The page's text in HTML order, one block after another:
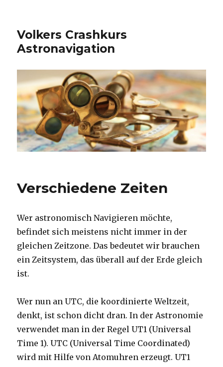
Volkers Crash­kurs
Astronavigation
Verschiedene Zeiten
Wer astronomisch Navigieren möchte,
befindet sich meistens nicht immer in der
gleichen Zeitzone. Das bedeutet wir brauchen
ein Zeitsystem, das überall auf der Erde gleich
ist.
Wer nun an UTC, die koordinierte Weltzeit,
denkt, ist schon dicht dran. In der Astronomie
verwendet man in der Regel UT1 (Universal
Time 1). UTC (Universal Time Coordinated)
wird mit Hilfe von Atomuhren erzeugt. UT1